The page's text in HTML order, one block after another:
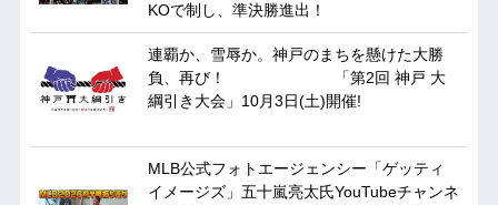
KOで制し、準決勝進出！
連覇か、雪辱か。神戸のまちを懸けた大勝
負、再び！ 「第2回 神戸 大
綱引き大会」10月3日(土)開催!
MLB公式フォトエージェンシー「ゲッティ
イメージズ」五十嵐亮太氏YouTubeチャンネ